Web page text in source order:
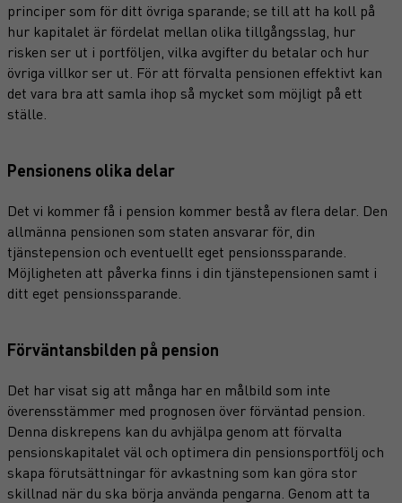
principer som för ditt övriga sparande; se till att ha koll på
hur kapitalet är fördelat mellan olika tillgångsslag, hur
risken ser ut i portföljen, vilka avgifter du betalar och hur
övriga villkor ser ut. För att förvalta pensionen effektivt kan
det vara bra att samla ihop så mycket som möjligt på ett
ställe.
Pensionens olika delar
Det vi kommer få i pension kommer bestå av flera delar. Den
allmänna pensionen som staten ansvarar för, din
tjänstepension och eventuellt eget pensionssparande.
Möjligheten att påverka finns i din tjänstepensionen samt i
ditt eget pensionssparande.
Förväntansbilden på pension
Det har visat sig att många har en målbild som inte
överensstämmer med prognosen över förväntad pension.
Denna diskrepens kan du avhjälpa genom att förvalta
pensionskapitalet väl och optimera din pensionsportfölj och
skapa förutsättningar för avkastning som kan göra stor
skillnad när du ska börja använda pengarna. Genom att ta